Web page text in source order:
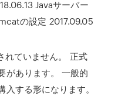
Javaサーバー
の設定 2017.09.05
れていません。 正式
があります。 一般的
する形になります。